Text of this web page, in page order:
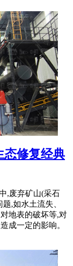
态修复经典
,废弃矿山(采石
,如水土流失、
地表的破坏等,对
成一定的影响。